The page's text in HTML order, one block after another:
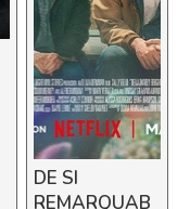
DE SI
REMARQUAB